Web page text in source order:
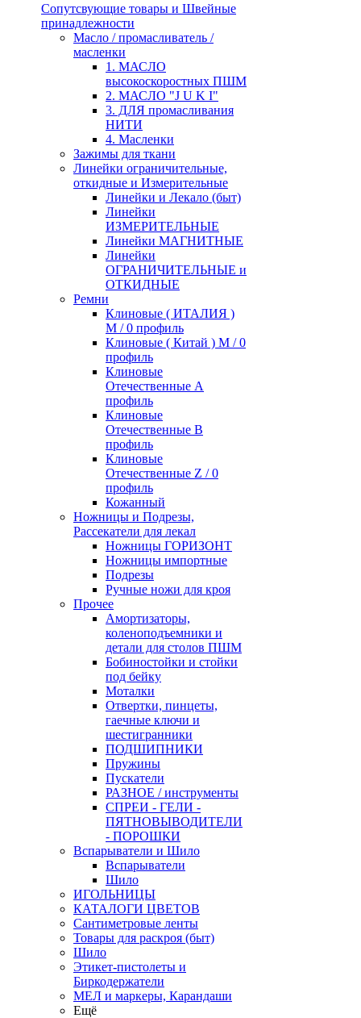
Сопутсвующие товары и Швейные
принадлежности
Масло / промасливатель /
масленки
1. МАСЛО
высокоскоростных ПШМ
2. МАСЛО "J U K I"
3. ДЛЯ промасливания
НИТИ
4. Масленки
Зажимы для ткани
Линейки ограничительные,
откидные и Измерительные
Линейки и Лекало (быт)
Линейки
ИЗМЕРИТЕЛЬНЫЕ
Линейки МАГНИТНЫЕ
Линейки
ОГРАНИЧИТЕЛЬНЫЕ и
ОТКИДНЫЕ
Ремни
Клиновые ( ИТАЛИЯ )
М / 0 профиль
Клиновые ( Китай ) М / 0
профиль
Клиновые
Отечественные А
профиль
Клиновые
Отечественные В
профиль
Клиновые
Отечественные Z / 0
профиль
Кожанный
Ножницы и Подрезы,
Рассекатели для лекал
Ножницы ГОРИЗОНТ
Ножницы импортные
Подрезы
Ручные ножи для кроя
Прочее
Амортизаторы,
коленоподъемники и
детали для столов ПШМ
Бобиностойки и стойки
под бейку
Моталки
Отвертки, пинцеты,
гаечные ключи и
шестигранники
ПОДШИПНИКИ
Пружины
Пускатели
РАЗНОЕ / инструменты
СПРЕИ - ГЕЛИ -
ПЯТНОВЫВОДИТЕЛИ
- ПОРОШКИ
Вспарыватели и Шило
Вспарыватели
Шило
ИГОЛЬНИЦЫ
КАТАЛОГИ ЦВЕТОВ
Сантиметровые ленты
Товары для раскроя (быт)
Шило
Этикет-пистолеты и
Биркодержатели
МЕЛ и маркеры, Карандаши
Ещё